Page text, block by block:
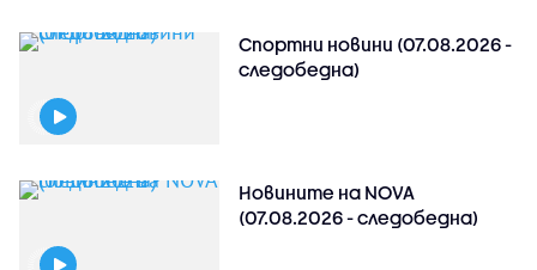
Спортни новини (07.08.2026 -
следобедна)
Новините на NOVA
(07.08.2026 - следобедна)